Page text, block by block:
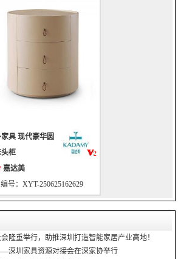
具 现代豪华圆
柜
嘉达美
编号：XYT-250625162629
隆重举行，助推深圳打造智能家居产业高地！
深圳家具资源对接会在深家协举行